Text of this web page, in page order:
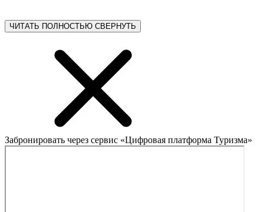
ЧИТАТЬ ПОЛНОСТЬЮ СВЕРНУТЬ
Забронировать через сервис «Цифровая платформа Туризма»